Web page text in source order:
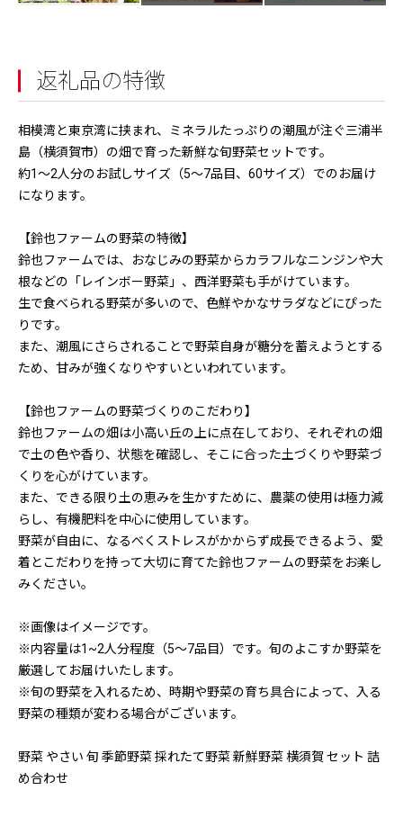
返礼品の特徴
相模湾と東京湾に挟まれ、ミネラルたっぷりの潮風が注ぐ三浦半
島（横須賀市）の畑で育った新鮮な旬野菜セットです。
約1〜2人分のお試しサイズ（5〜7品目、60サイズ）でのお届け
になります。
【鈴也ファームの野菜の特徴】
鈴也ファームでは、おなじみの野菜からカラフルなニンジンや大
根などの「レインボー野菜」、西洋野菜も手がけています。
生で食べられる野菜が多いので、色鮮やかなサラダなどにぴった
りです。
また、潮風にさらされることで野菜自身が糖分を蓄えようとする
ため、甘みが強くなりやすいといわれています。
【鈴也ファームの野菜づくりのこだわり】
鈴也ファームの畑は小高い丘の上に点在しており、それぞれの畑
で土の色や香り、状態を確認し、そこに合った土づくりや野菜づ
くりを心がけています。
また、できる限り土の恵みを生かすために、農薬の使用は極力減
らし、有機肥料を中心に使用しています。
野菜が自由に、なるべくストレスがかからず成長できるよう、愛
着とこだわりを持って大切に育てた鈴也ファームの野菜をお楽し
みください。
※画像はイメージです。
※内容量は1~2人分程度（5〜7品目）です。旬のよこすか野菜を
厳選してお届けいたします。
※旬の野菜を入れるため、時期や野菜の育ち具合によって、入る
野菜の種類が変わる場合がございます。
野菜 やさい 旬 季節野菜 採れたて野菜 新鮮野菜 横須賀 セット 詰
め合わせ